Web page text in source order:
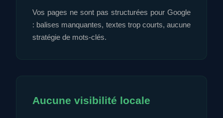
Vos pages ne sont pas structurées pour Google
: balises manquantes, textes trop courts, aucune
stratégie de mots-clés.
Aucune visibilité locale